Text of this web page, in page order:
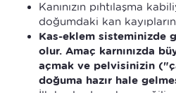
Kanınızın pıhtılaşma
doğumdaki kan
Kas-eklem sisteminizde
olur. Amaç karnınızda
açmak ve pelvisinizin
doğuma hazır hale